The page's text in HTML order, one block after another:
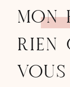
MON
RIEN